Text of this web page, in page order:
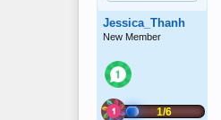
Jessica_Thanh
New Member
1/6